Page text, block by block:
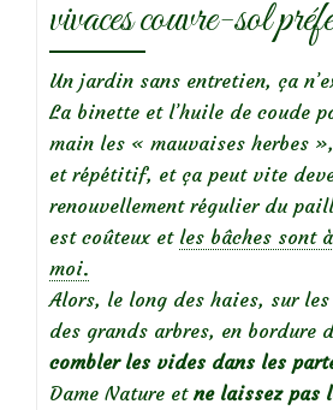
vivaces couvre-sol
Un jardin sans entretien, ça
La binette et l’huile de coude
main les « mauvaises herbes
et répétitif, et ça peut vite
renouvellement régulier du
est coûteux et les bâches sont
moi.
Alors, le long des haies, sur
des grands arbres, en bordure
combler les vides dans les
Dame Nature etne laissez pas